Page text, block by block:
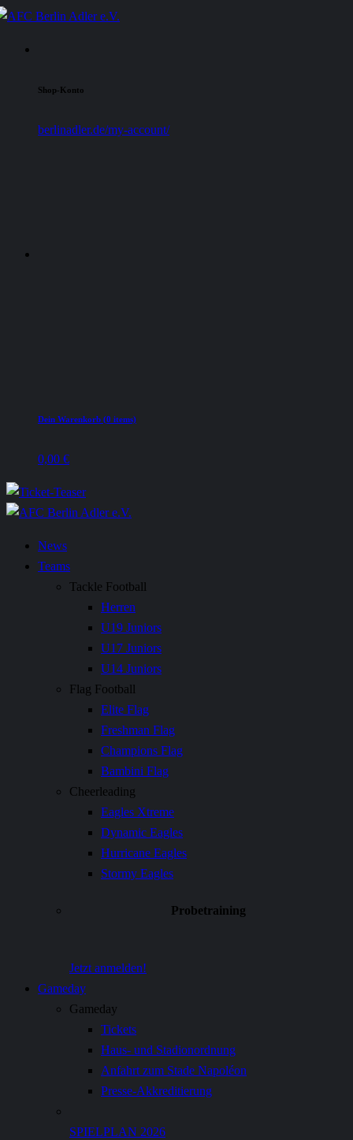
Shop-Konto
berlinadler.de/my-account/
Dein Warenkorb (0 items)
0,00 €
News
Teams
Tackle Football
Herren
U19 Juniors
U17 Juniors
U14 Juniors
Flag Football
Elite Flag
Freshman Flag
Champions Flag
Bambini Flag
Cheerleading
Eagles Xtreme
Dynamic Eagles
Hurricane Eagles
Stormy Eagles
Probetraining
Jetzt anmelden!
Gameday
Gameday
Tickets
Haus- und Stadionordnung
Anfahrt zum Stade Napoléon
Presse-Akkreditierung
SPIELPLAN 2026